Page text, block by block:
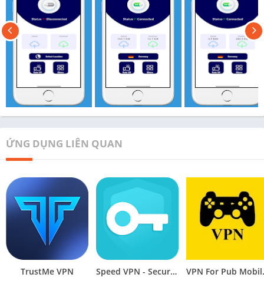
ỨNG DỤNG LIÊN QUAN
TrustMe VPN Speed VPN - Secure VPN Proxy